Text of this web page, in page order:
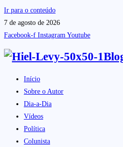
Ir para o conteúdo
7 de agosto de 2026
Facebook-f Instagram Youtube
Início
Sobre o Autor
Dia-a-Dia
Vídeos
Política
Colunista